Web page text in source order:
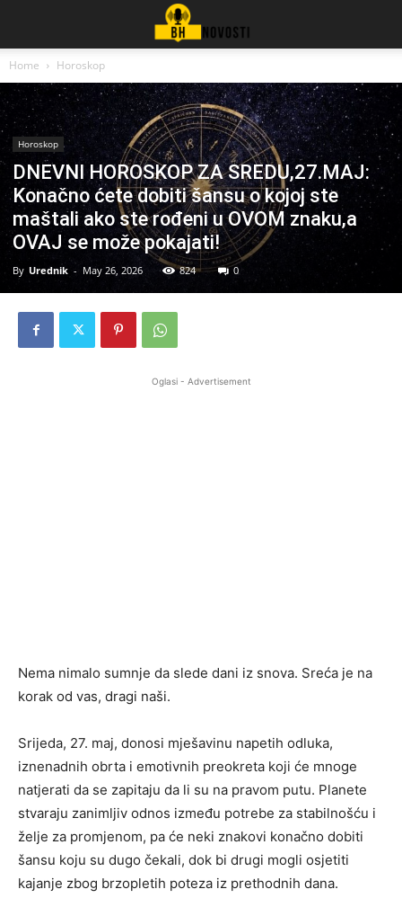
Home Horoskop
Horoskop
DNEVNI HOROSKOP ZA SREDU,27.MAJ:
Konačno ćete dobiti šansu o kojoj ste
maštali ako ste rođeni u OVOM znaku,a
OVAJ se može pokajati!
By Urednik - May 26, 2026 824 0
Oglasi - Advertisement
Nema nimalo sumnje da slede dani iz snova. Sreća je na
korak od vas, dragi naši.
Srijeda, 27. maj, donosi mješavinu napetih odluka,
iznenadnih obrta i emotivnih preokreta koji će mnoge
natjerati da se zapitaju da li su na pravom putu. Planete
stvaraju zanimljiv odnos između potrebe za stabilnošću i
želje za promjenom, pa će neki znakovi konačno dobiti
šansu koju su dugo čekali, dok bi drugi mogli osjetiti
kajanje zbog brzopletih poteza iz prethodnih dana.